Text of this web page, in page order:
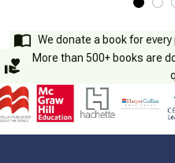
We donate a book for
More than 500+ books are